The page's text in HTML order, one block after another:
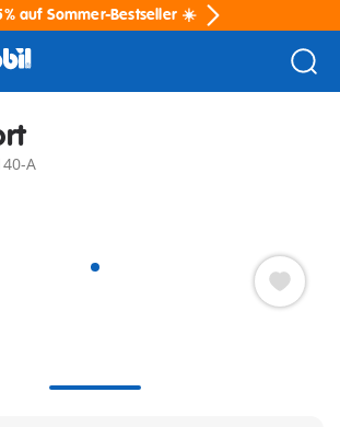
auf Sommer-Bestseller ☀️
A